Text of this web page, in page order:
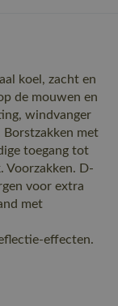
koel, zacht en
de mouwen en
windvanger
Borstzakken met
toegang tot
Voorzakken. D-
voor extra
met
effecten.